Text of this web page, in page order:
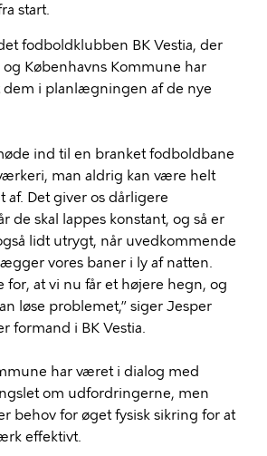
start.
fodboldklubben BK Vestia, der
Københavns Kommune har
i planlægningen af de nye
ind til en branket fodboldbane
man aldrig kan være helt
af. Det giver os dårligere
de skal lappes konstant, og så er
lidt utrygt, når uvedkommende
vores baner i ly af natten.
for, at vi nu får et højere hegn, og
løse problemet,” siger Jesper
formand i BK Vestia.
har været i dialog med
om udfordringerne, men
behov for øget fysisk sikring for at
effektivt.